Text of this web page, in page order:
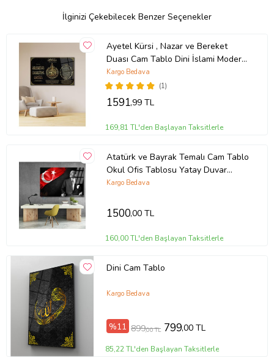
İlginizi Çekebilecek Benzer Seçenekler
Ayetel Kürsi , Nazar ve Bereket
Duası Cam Tablo Dini İslami Modern
Ev Ofis Salon Hediyelik Tablo (Çok
Renkli)
(1)
Kargo Bedava
1591,99 TL
169,81 TL'den Başlayan Taksitlerle
Atatürk ve Bayrak Temalı Cam Tablo
Okul Ofis Tablosu Yatay Duvar
Dekoru
Kargo Bedava
1500,00 TL
160,00 TL'den Başlayan Taksitlerle
Dini Cam Tablo
Kargo Bedava
%11 899,00 TL 799,00 TL
85,22 TL'den Başlayan Taksitlerle